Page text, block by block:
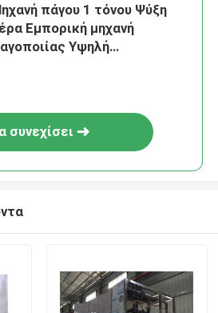
πάγου 1 τόνου Ψύξη
Εμπορική μηχανή
Υψηλή
συνεχίσει